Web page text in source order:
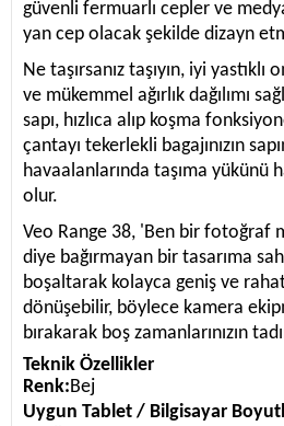
güvenli fermuarlı cepler ve
yan cep olacak şekilde dizayn
Ne taşırsanız taşıyın, iyi yastıklı
ve mükemmel ağırlık dağılımı
sapı, hızlıca alıp koşma
çantayı tekerlekli bagajınızın
havaalanlarında taşıma yükünü
olur.
Veo Range 38, 'Ben bir fotoğraf
diye bağırmayan bir tasarıma
boşaltarak kolayca geniş ve
dönüşebilir, böylece kamera
bırakarak boş zamanlarınızın
Teknik Özellikler
Renk:Bej
Uygun Tablet / Bilgisayar